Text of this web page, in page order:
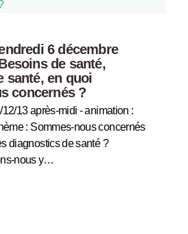
6 décembre
de santé,
santé, en quoi
concernés ?
13 après-midi - animation :
: Sommes-nous concernés
diagnostics de santé ?
nous y…